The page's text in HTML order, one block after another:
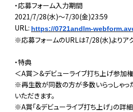
・応募フォーム入力期間
2021/7/28(水)～7/30(金)23:59
URL: https://0721andlm-
※応募フォームのURLは7/28(水)よりア
・特典
＜A賞＞&デビューライブ打ち上げ参加
※再生数が同数の方が多数いらっしゃっ
いただきます。
※A賞「&デビューライブ打ち上げ」の詳